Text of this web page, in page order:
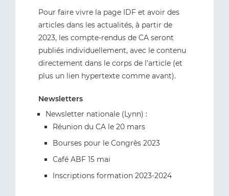
Pour faire vivre la page IDF et avoir des
articles dans les actualités, à partir de
2023, les compte-rendus de CA seront
publiés individuellement, avec le contenu
directement dans le corps de l’article (et
plus un lien hypertexte comme avant).
Newsletters
Newsletter nationale (Lynn) :
Réunion du CA le 20 mars
Bourses pour le Congrès 2023
Café ABF 15 mai
Inscriptions formation 2023-2024